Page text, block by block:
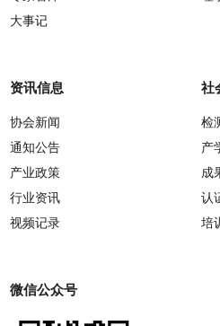
大事记
资讯信息
协会新闻
通知公告
产业政策
行业资讯
视频记录
社
检
产
成
认
培
微信公众号